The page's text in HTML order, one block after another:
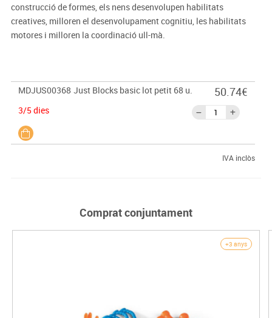
construcció de formes, els nens desenvolupen habilitats
creatives, milloren el desenvolupament cognitiu, les habilitats
motores i milloren la coordinació ull-mà.
MDJUS00368 Just Blocks basic lot petit 68 u.
3/5 dies
50.74€
IVA inclòs
Comprat conjuntament
+3 anys